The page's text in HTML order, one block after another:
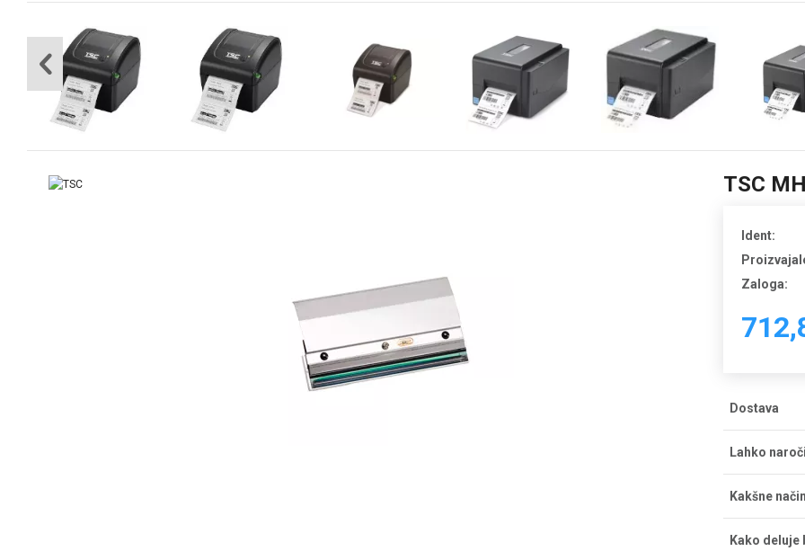
TSC
Ident:
Zaloga:
Dostava
dostava
pričakujete
Lahko
na Tržaški
ponedeljka
obvestilom
Kakšne
s kreditno
Kako